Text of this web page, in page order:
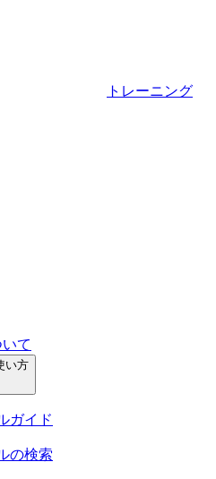
トレーニング
て
い方
ガイド
の検索